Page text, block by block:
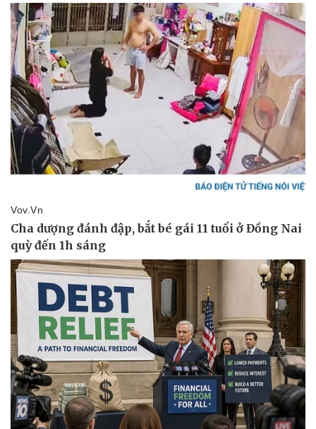
Pháp luật
Vụ án
Tin nóng
Tư vấn luật
Quân sự - Quốc phòng
Vũ khí
Việt Nam
Phân tích